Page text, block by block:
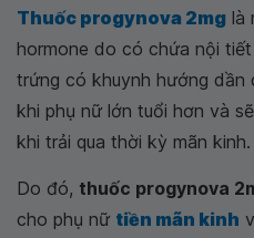
Thuốc progynova 2mg là
hormone do có chứa nội
trứng có khuynh hướng dần
khi phụ nữ lớn tuổi hơn và
khi trải qua thời kỳ mãn kinh.
Do đó, thuốc progynova
cho phụ nữ tiền mãn kinh